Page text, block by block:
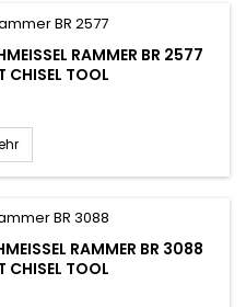
RAMMER BR 2577 A
TOOL
RAMMER BR 3088 A
TOOL